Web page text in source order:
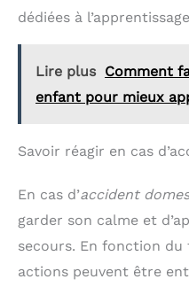
dédiées à
Lire plus Comment
enfant pour mieux
Savoir réagir en cas
En cas d’accident
garder son calme et
secours. En fonction du
actions peuvent être